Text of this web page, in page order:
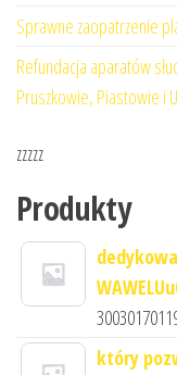
Sprawne zaopatrzenie
Refundacja aparatów
Pruszkowie, Piastowie i
zzzzz
Produkty
który